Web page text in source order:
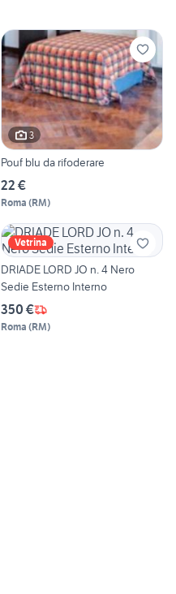
3
Pouf blu da rifoderare
22 €
Roma (RM)
Vetrina
DRIADE LORD JO n. 4 Nero
Sedie Esterno Interno
350 €
Roma (RM)